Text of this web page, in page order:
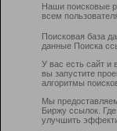
Наши поисковые
всем
Поисковая база
данные Поиска
У вас есть сайт и
вы запустите
алгоритмы
Мы
Биржу ссылок.
улучшить